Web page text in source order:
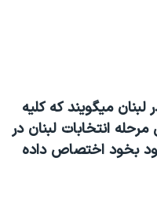
ميگويند که کليه
مرحله انتخابات لبنان در
بخود اختصاص داده